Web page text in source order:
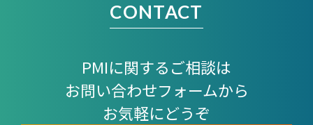
CONTACT
PMIに関するご相談は
お問い合わせフォームから
お気軽にどうぞ